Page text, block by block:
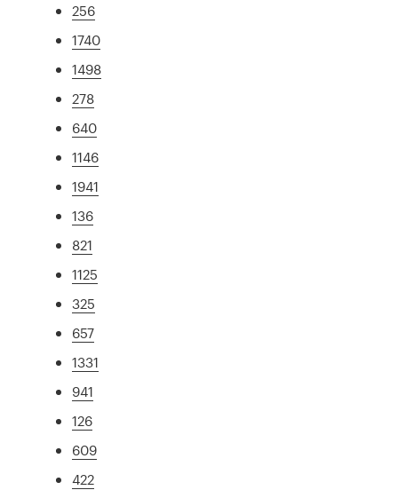
256
1740
1498
278
640
1146
1941
136
821
1125
325
657
1331
941
126
609
422